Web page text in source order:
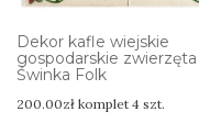
Dekor kafle wiejskie
gospodarskie zwierzęta
Świnka Folk
200.00zł komplet 4 szt.